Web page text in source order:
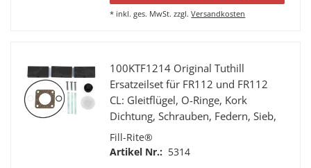
* inkl. ges. MwSt. zzgl.Versandkosten
100KTF1214 Original Tuthill
Ersatzeilset für FR112 und FR112
CL: Gleitflügel, O-Ringe, Kork
Dichtung, Schrauben, Federn, Sieb,
Vakuum Breaker
Fill-Rite®
Artikel Nr.: 5314